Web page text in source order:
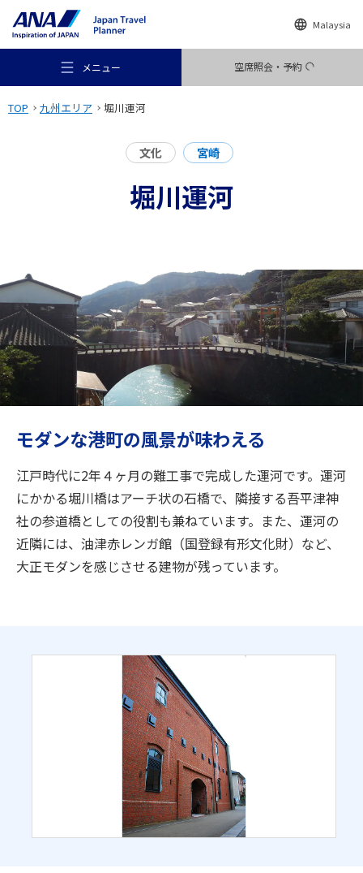
Malaysia
メニュー 空席照会・予約
行き先
旅のお役立ち情報
閉じる
TOP 九州エリア 堀川運河
文化 宮崎
堀川運河
モダンな港町の風景が味わえる
江戸時代に2年４ヶ月の難工事で完成した運河です。運河
にかかる堀川橋はアーチ状の石橋で、隣接する吾平津神
社の参道橋としての役割も兼ねています。また、運河の
近隣には、油津赤レンガ館（国登録有形文化財）など、
大正モダンを感じさせる建物が残っています。